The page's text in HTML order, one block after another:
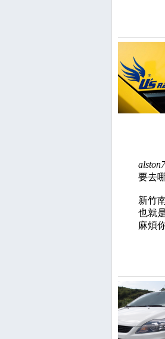
要去
新竹
也就
麻煩